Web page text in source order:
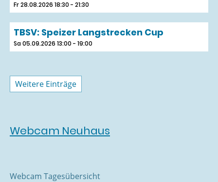
Fr 28.08.2026 18:30 - 21:30
TBSV: Speizer Langstrecken Cup
Sa 05.09.2026 13:00 - 19:00
Weitere Einträge
Webcam Neuhaus
Webcam Tagesübersicht